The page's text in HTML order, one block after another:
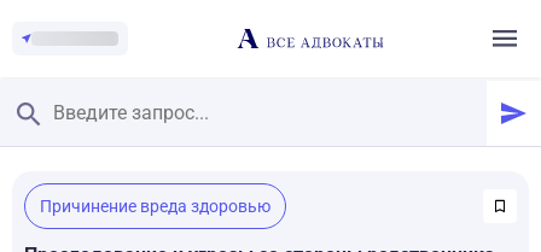
Главная
/
Смотреть заданные вопросы
/
Задать вопрос
Причинение вреда здоровью